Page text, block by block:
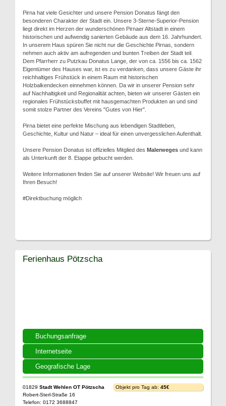
Pirna hat viele Gesichter und unsere Pension Donatus fängt den
besonderen Charakter der Stadt ein. Unsere 3-Sterne-Superior-Pension
liegt direkt im Herzen der wunderschönen Pirnaer Altstadt in einem
historischen und aufwendig sanierten Gebäude aus dem 16. Jahrhundert.
In unserem Haus spüren Sie nicht nur die Geschichte Pirnas, sondern
nehmen auch aktiv am aufregenden und bunten Treiben der Stadt teil.
Dem Pfarrherr zu Putzkau Donatus Lange, der von ca. 1556 bis ca. 1562
Eigentümer des Hauses war, ist es zu verdanken, dass unsere Gäste ihr
reichhaltiges Frühstück in einem Raum mit historischen
Holzbalkendecken einnehmen können. Da wir in unserer Pension sehr
auf Nachhaltigkeit und Regionalität achten, bieten wir unserer Gästen ein
regionales Frühstücksbuffet mit hausgemachten Produkten an und sind
somit stolze Partner des Vereins "Gutes von Hier".
Pirna bietet eine perfekte Mischung aus lebendigen Stadtleben,
Geschichte, Kultur und Natur – ideal für einen unvergesslichen Aufenthalt.
Unsere Pension Donatus ist offizielles Mitglied des Malerweges und kann
als Unterkunft der 8. Etappe gebucht werden.
Weitere Informationen finden Sie auf unserer Website! Wir freuen uns auf
Ihren Besuch!
#Direktbuchung möglich
Buchungsanfrage
Internetseite
Geografische Lage
Ferienhaus Pötzscha
01829 Stadt Wehlen OT Pötzscha
Robert-Sterl-Straße 16
Telefon: 0172 3688847
Objekt pro Tag ab: 45€